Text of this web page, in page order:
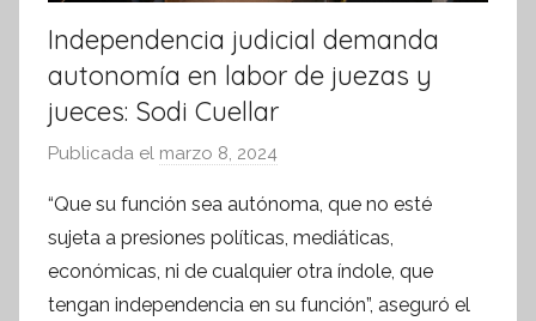
Independencia judicial demanda
autonomía en labor de juezas y
jueces: Sodi Cuellar
Publicada el marzo 8, 2024
r
S
í
n
“Que su función sea autónoma, que no esté
sujeta a presiones políticas, mediáticas,
económicas, ni de cualquier otra índole, que
tengan independencia en su función”, aseguró el